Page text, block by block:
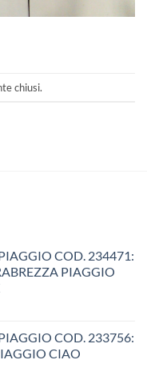
chiusi.
COD. 234471:
PIAGGIO
COD. 233756:
CIAO